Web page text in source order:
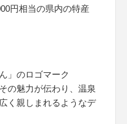
円相当の県内の特産
」のロゴマーク
の魅力が伝わり、温泉
く親しまれるようなデ